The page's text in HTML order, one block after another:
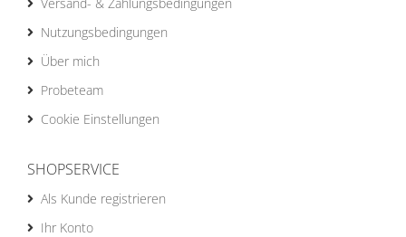
Nutzungsbedingungen
Über mich
Probeteam
Cookie Einstellungen
SHOPSERVICE
Als Kunde registrieren
Ihr Konto